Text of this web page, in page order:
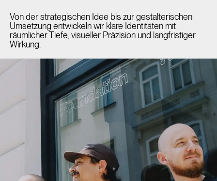
Von der strategischen Idee bis zur gestalterischen
Umsetzung entwickeln wir klare Identitäten mit
räumlicher Tiefe, visueller Präzision und langfristiger
Wirkung.